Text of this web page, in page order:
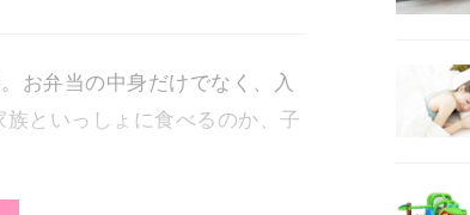
お弁当の中身だけでなく、入
といっしょに食べるのか、子
弁当箱選びのポイントをチェ